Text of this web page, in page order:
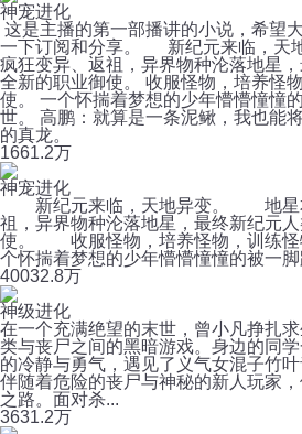
神宠进化
这是主播的第一部播讲的小说，希望
一下订阅和分享。 新纪元来临，天
疯狂变异、返祖，异界物种沦落地星
全新的职业御使。 收服怪物，培养怪
使。 一个怀揣着梦想的少年懵懵憧憧
世。 高鹏：就算是一条泥鳅，我也能
的真龙。
1661.2万
神宠进化
新纪元来临，天地异变。 地星本
祖，异界物种沦落地星，最终新纪元
使。 收服怪物，培养怪物，训练
个怀揣着梦想的少年懵懵憧憧的被一
40032.8万
神级进化
在一个充满绝望的末世，曾小凡挣扎
类与丧尸之间的黑暗游戏。身边的同
的冷静与勇气，遇见了义气女混子竹叶
伴随着危险的丧尸与神秘的新人玩家
之路。面对杀...
3631.2万